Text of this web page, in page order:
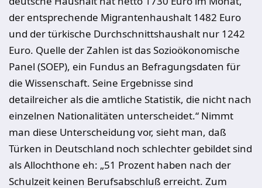
der entsprechende Migrantenhaushalt 1482 Euro
und der türkische Durchschnittshaushalt nur 1242
Euro. Quelle der Zahlen ist das Sozioökonomische
Panel (SOEP), ein Fundus an Befragungsdaten für
die Wissenschaft. Seine Ergebnisse sind
detailreicher als die amtliche Statistik, die nicht nach
einzelnen Nationalitäten unterscheidet.“ Nimmt
man diese Unterscheidung vor, sieht man, daß
Türken in Deutschland noch schlechter gebildet sind
als Allochthone eh: „51 Prozent haben nach der
Schulzeit keinen Berufsabschluß erreicht. Zum